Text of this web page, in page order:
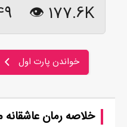
177.6K 👁
خواندن پارت اول
خلاصه رمان